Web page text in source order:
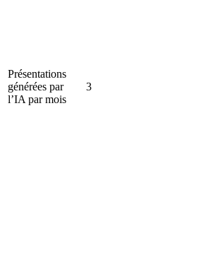
Présentations
générées par
l’IA par mois
3